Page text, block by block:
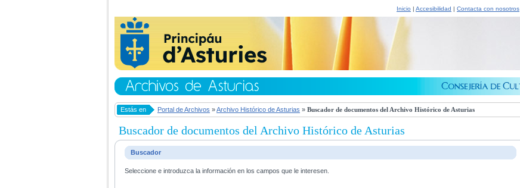
Inicio | Accesibilidad | Contacta con nosotros
Estás en Portal de Archivos »Archivo Histórico de Asturias » Buscador de documentos del Archivo Histórico de Asturias
Buscador de documentos del Archivo Histórico de Asturias
Buscador
Seleccione e introduzca la información en los campos que le interesen.